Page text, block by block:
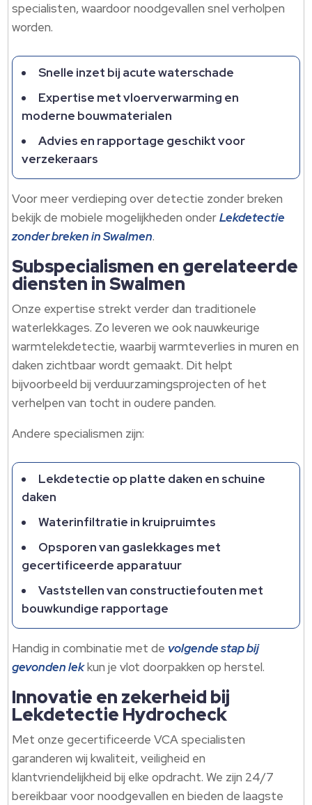
specialisten, waardoor noodgevallen snel verholpen
worden.
Snelle inzet bij acute waterschade
Expertise met vloerverwarming en
moderne bouwmaterialen
Advies en rapportage geschikt voor
verzekeraars
Voor meer verdieping over detectie zonder breken
bekijk de mobiele mogelijkheden onderLekdetectie
zonder breken in Swalmen.
Subspecialismen en gerelateerde
diensten in Swalmen
Onze expertise strekt verder dan traditionele
waterlekkages. Zo leveren we ook nauwkeurige
warmtelekdetectie, waarbij warmteverlies in muren en
daken zichtbaar wordt gemaakt. Dit helpt
bijvoorbeeld bij verduurzamingsprojecten of het
verhelpen van tocht in oudere panden.
Andere specialismen zijn:
Lekdetectie op platte daken en schuine
daken
Waterinfiltratie in kruipruimtes
Opsporen van gaslekkages met
gecertificeerde apparatuur
Vaststellen van constructiefouten met
bouwkundige rapportage
Handig in combinatie met de volgende stap bij
gevonden lekkun je vlot doorpakken op herstel.
Innovatie en zekerheid bij
Lekdetectie Hydrocheck
Met onze gecertificeerde VCA specialisten
garanderen wij kwaliteit, veiligheid en
klantvriendelijkheid bij elke opdracht. We zijn 24/7
bereikbaar voor noodgevallen en bieden de laagste